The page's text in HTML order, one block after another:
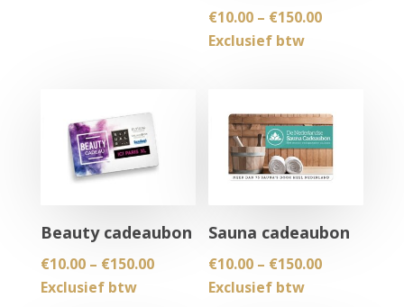
through
€10.00 – €150.00Price
€150.00
Exclusief btw
Beauty cadeaubon
€10.00 – €150.00Price
Exclusief btw
Sauna cadeaubon
€10.00 – €150.00Price
Exclusief btw